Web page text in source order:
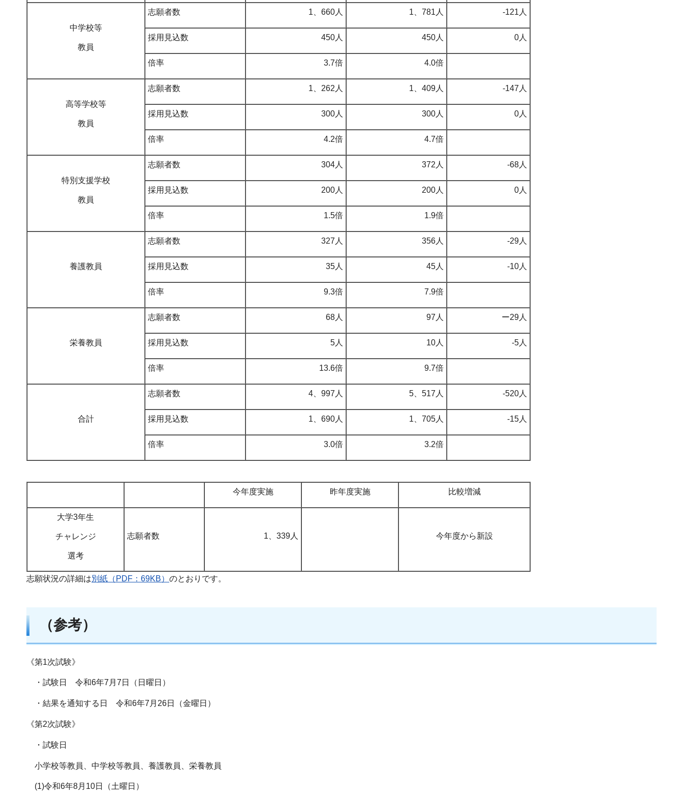
中学校等
教員
志願者数 1、660人 1、781人 -121人
採用見込数 450人 450人 0人
倍率 3.7倍 4.0倍
高等学校等
教員
志願者数 1、262人 1、409人 -147人
採用見込数 300人 300人 0人
倍率 4.2倍 4.7倍
特別支援学校
教員
志願者数 304人 372人 -68人
採用見込数 200人 200人 0人
倍率 1.5倍 1.9倍
養護教員
志願者数 327人 356人 -29人
採用見込数 35人 45人 -10人
倍率 9.3倍 7.9倍
栄養教員
志願者数 68人 97人 ー29人
採用見込数 5人 10人 -5人
倍率 13.6倍 9.7倍
合計
志願者数 4、997人 5、517人 -520人
採用見込数 1、690人 1、705人 -15人
倍率 3.0倍 3.2倍
今年度実施 昨年度実施 比較増減
大学3年生
チャレンジ
選考
志願者数 1、339人 今年度から新設
志願状況の詳細は別紙（PDF：69KB） のとおりです。
（参考）
《第1次試験》
・試験日 令和6年7月7日（日曜日）
・結果を通知する日 令和6年7月26日（金曜日）
《第2次試験》
・試験日
小学校等教員、中学校等教員、養護教員、栄養教員
(1)令和6年8月10日（土曜日）